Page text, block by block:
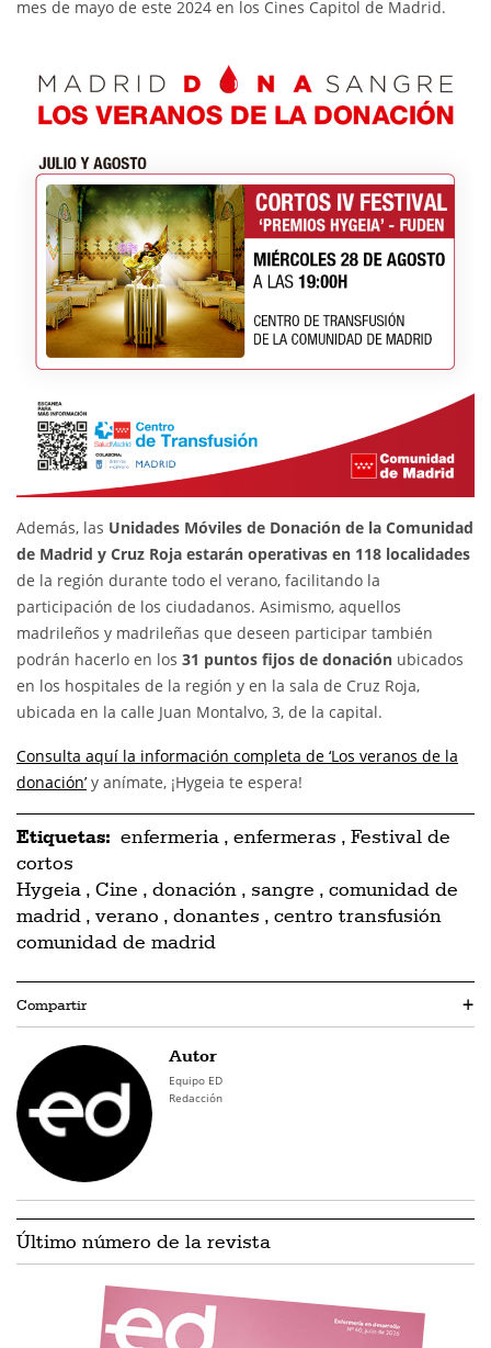
mes de mayo de este 2024 en los Cines Capitol de Madrid.
Además, las Unidades Móviles de Donación de la Comunidad
de Madrid y Cruz Roja estarán operativas en 118 localidades
de la región durante todo el verano, facilitando la
participación de los ciudadanos. Asimismo, aquellos
madrileños y madrileñas que deseen participar también
podrán hacerlo en los 31 puntos fijos de donación ubicados
en los hospitales de la región y en la sala de Cruz Roja,
ubicada en la calle Juan Montalvo, 3, de la capital.
Consulta aquí la información completa de ‘Los veranos de la
donación’ y anímate, ¡Hygeia te espera!
Etiquetas: enfermeria , enfermeras , Festival de
cortos
Hygeia , Cine , donación , sangre , comunidad de
madrid , verano , donantes , centro transfusión
comunidad de madrid
Compartir +
Autor
Equipo ED
Redacción
Último número de la revista